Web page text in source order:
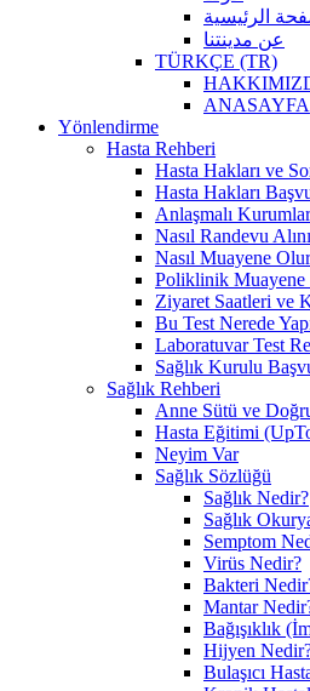
الرئيسية
عن مدينتنا
TÜRKÇE (TR)
ANASAYFA
Yönlendirme
Hasta Rehberi
Hasta Hakları ve
Hasta Hakları
Anlaşmalı Kurumlar
Nasıl Randevu
Nasıl Muayene
Poliklinik Muayene
Ziyaret Saatleri ve
Bu Test Nerede
Laboratuvar Test
Sağlık Kurulu
Sağlık Rehberi
Anne Sütü ve
Hasta Eğitimi
Neyim Var
Sağlık Sözlüğü
Sağlık Nedir?
Sağlık
Semptom
Virüs Nedir?
Bakteri
Mantar
Bağışıklık
Hijyen
Bulaşıcı